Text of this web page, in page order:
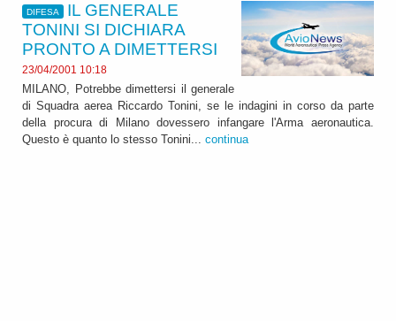
DIFESA
IL GENERALE
TONINI SI DICHIARA
PRONTO A DIMETTERSI
23/04/2001 10:18
MILANO, Potrebbe dimettersi il generale
di Squadra aerea Riccardo Tonini, se le indagini in corso da parte
della procura di Milano dovessero infangare l'Arma aeronautica.
Questo è quanto lo stesso Tonini... continua